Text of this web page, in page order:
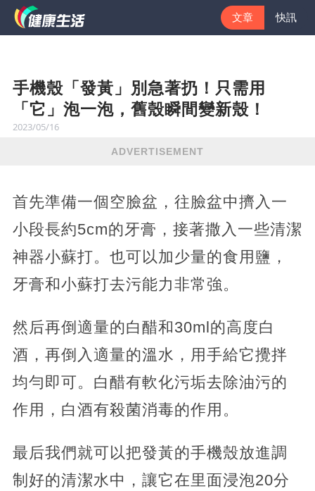
文章 快訊
手機殼「發黃」別急著扔！只需用
「它」泡一泡，舊殼瞬間變新殼！
2023/05/16
ADVERTISEMENT
首先準備一個空臉盆，往臉盆中擠入一
小段長約5cm的牙膏，接著撒入一些清潔
神器小蘇打。也可以加少量的食用鹽，
牙膏和小蘇打去污能力非常強。
然后再倒適量的白醋和30ml的高度白
酒，再倒入適量的溫水，用手給它攪拌
均勻即可。白醋有軟化污垢去除油污的
作用，白酒有殺菌消毒的作用。
最后我們就可以把發黃的手機殼放進調
制好的清潔水中，讓它在里面浸泡20分